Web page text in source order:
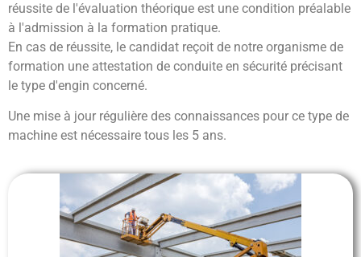
réussite de l'évaluation théorique est une condition préalable
à l'admission à la formation pratique.
En cas de réussite, le candidat reçoit de notre organisme de
formation une attestation de conduite en sécurité précisant
le type d'engin concerné.
Une mise à jour régulière des connaissances pour ce type de
machine est nécessaire tous les 5 ans.